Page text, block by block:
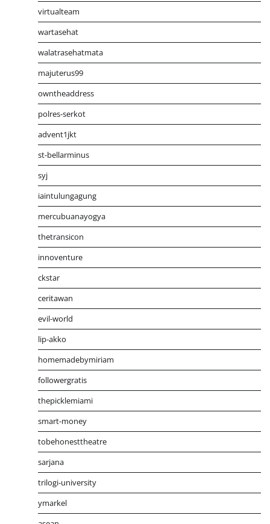
virtualteam
wartasehat
walatrasehatmata
majuterus99
owntheaddress
polres-serkot
advent1jkt
st-bellarminus
syj
iaintulungagung
mercubuanayogya
thetransicon
innoventure
ckstar
ceritawan
evil-world
lip-akko
homemadebymiriam
followergratis
thepicklemiami
smart-money
tobehonesttheatre
sarjana
trilogi-university
ymarkel